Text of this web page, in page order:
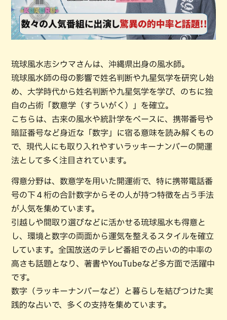
琉球風水志シウマさんは、沖縄県出身の風水師。
琉球風水師の母の影響で姓名判断や九星気学を研究し始
め、大学時代から姓名判断や九星気学を学び、のちに独
自の占術「数意学（すういがく）」を確立。
こちらは、古来の風水や統計学をベースに、携帯番号や
暗証番号など身近な「数字」に宿る意味を読み解くもの
で、現代人にも取り入れやすいラッキーナンバーの開運
法として多く注目されています。
得意分野は、数意学を用いた開運術で、特に携帯電話番
号の下４桁の合計数字からその人が持つ特徴を占う手法
が人気を集めています。
引越しや間取り選びなどに活かせる琉球風水も得意と
し、環境と数字の両面から運気を整えるスタイルを確立
しています。全国放送のテレビ番組での占いの的中率の
高さも話題となり、著書やYouTubeなど多方面で活躍中
です。
数字（ラッキーナンバーなど）と暮らしを結びつけた実
践的な占いで、多くの支持を集めています。